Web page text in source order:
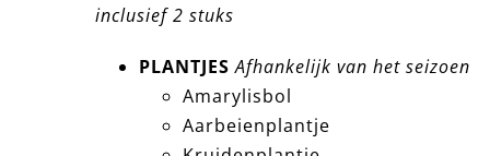
inclusief 2 stuks
PLANTJES Afhankelijk van het seizoen
Amarylisbol
Aarbeienplantje